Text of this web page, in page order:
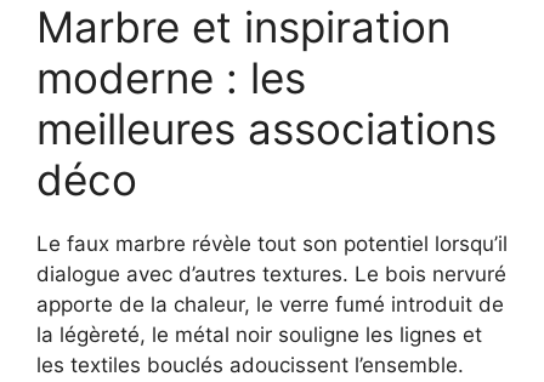
Marbre et inspiration
moderne : les
meilleures associations
déco
Le faux marbre révèle tout son potentiel lorsqu’il
dialogue avec d’autres textures. Le bois nervuré
apporte de la chaleur, le verre fumé introduit de
la légèreté, le métal noir souligne les lignes et
les textiles bouclés adoucissent l’ensemble.